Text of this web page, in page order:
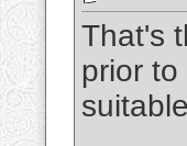
That's
prior